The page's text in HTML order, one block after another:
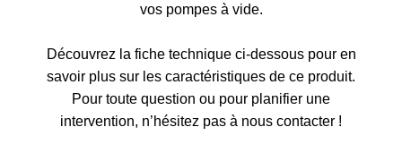
vos pompes à vide.
Découvrez la fiche technique ci-dessous pour en
savoir plus sur les caractéristiques de ce produit.
Pour toute question ou pour planifier une
intervention, n’hésitez pas à nous contacter !